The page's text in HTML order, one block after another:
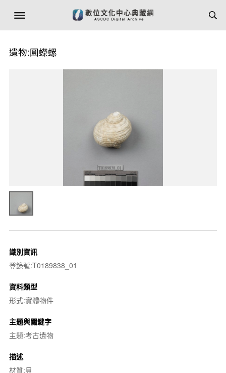
遺物:圓蠑螺
識別資訊
登錄號:T0189838_01
資料類型
形式:實體物件
主題與關鍵字
主題:考古遺物
描述
材質:貝